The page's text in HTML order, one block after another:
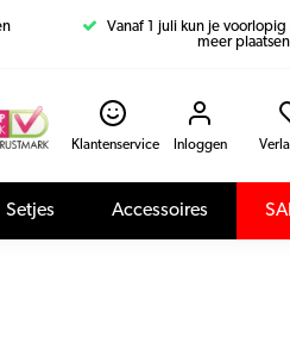
Vanaf 1 juli kun je
meer
Klantenservice Inloggen
Setjes Accessoires